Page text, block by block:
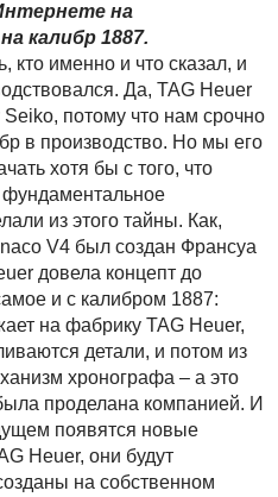
на
калибр 1887.
кто именно и что сказал, и
Да, TAG Heuer
потому что нам срочно
в производство. Но мы его
хотя бы с того, что
фундаментальное
из этого тайны. Как,
V4 был создан Франсуа
довела концепт до
и с калибром 1887:
на фабрику TAG Heuer,
детали, и потом из
хронографа – а это
проделана компанией. И
появятся новые
Heuer, они будут
на собственном